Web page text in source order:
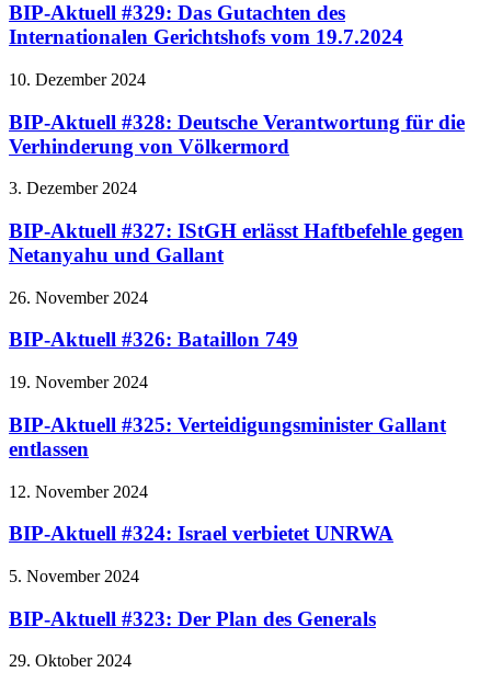
BIP-Aktuell #329: Das Gutachten des
Internationalen Gerichtshofs vom 19.7.2024
10. Dezember 2024
BIP-Aktuell #328: Deutsche Verantwortung für die
Verhinderung von Völkermord
3. Dezember 2024
BIP-Aktuell #327: IStGH erlässt Haftbefehle gegen
Netanyahu und Gallant
26. November 2024
BIP-Aktuell #326: Bataillon 749
19. November 2024
BIP-Aktuell #325: Verteidigungsminister Gallant
entlassen
12. November 2024
BIP-Aktuell #324: Israel verbietet UNRWA
5. November 2024
BIP-Aktuell #323: Der Plan des Generals
29. Oktober 2024